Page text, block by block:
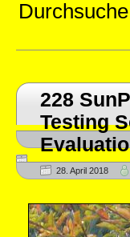
228
Testing
28. April 2018